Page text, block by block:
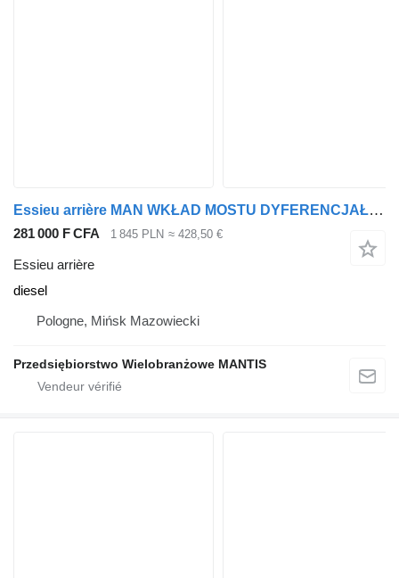
Essieu arrière MAN WKŁAD MOSTU DYFERENCJAŁ MAN TGX TGS TGA 38:14 pour tracteur routier
281 000 F CFA 1 845 PLN ≈ 428,50 €
Essieu arrière
diesel
Pologne, Mińsk Mazowiecki
Przedsiębiorstwo Wielobranżowe MANTIS